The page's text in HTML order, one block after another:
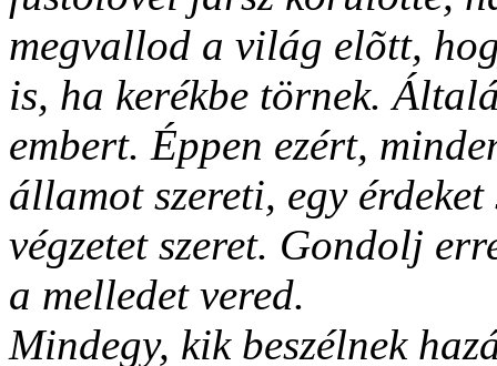
megvallod a világ elõtt,
is, ha kerékbe törnek.
embert. Éppen ezért,
államot szereti, egy
végzetet szeret. Gondolj
a melledet vered.
Mindegy, kik beszélnek